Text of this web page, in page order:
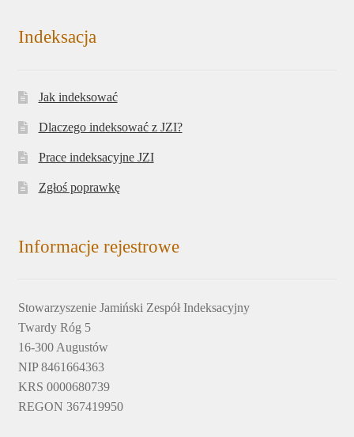
Indeksacja
Jak indeksować
Dlaczego indeksować z JZI?
Prace indeksacyjne JZI
Zgłoś poprawkę
Informacje rejestrowe
Stowarzyszenie Jamiński Zespół Indeksacyjny
Twardy Róg 5
16-300 Augustów
NIP 8461664363
KRS 0000680739
REGON 367419950